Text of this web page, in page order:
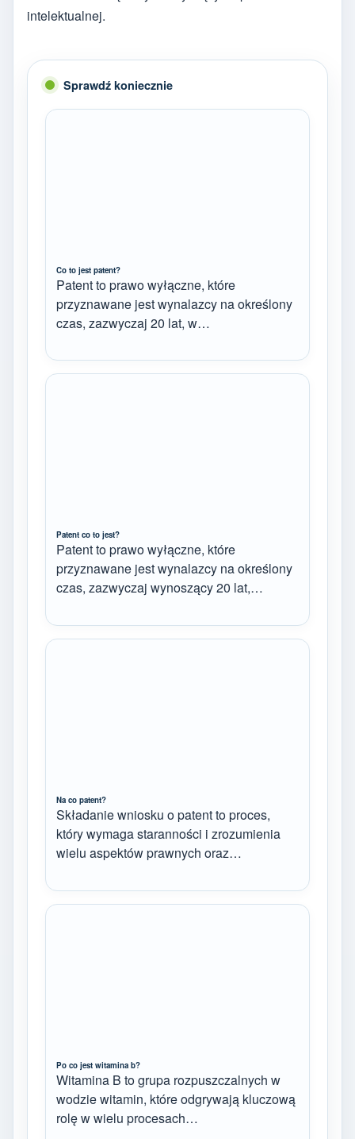
intelektualnej.
Sprawdź koniecznie
Co to jest patent?
Patent to prawo wyłączne, które
przyznawane jest wynalazcy na określony
czas, zazwyczaj 20 lat, w…
Patent co to jest?
Patent to prawo wyłączne, które
przyznawane jest wynalazcy na określony
czas, zazwyczaj wynoszący 20 lat,…
Na co patent?
Składanie wniosku o patent to proces,
który wymaga staranności i zrozumienia
wielu aspektów prawnych oraz…
Po co jest witamina b?
Witamina B to grupa rozpuszczalnych w
wodzie witamin, które odgrywają kluczową
rolę w wielu procesach…